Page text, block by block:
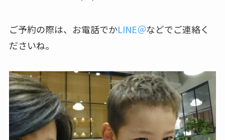
ご予約の際は、お電話でかLINE＠などでご連絡く
ださいね。